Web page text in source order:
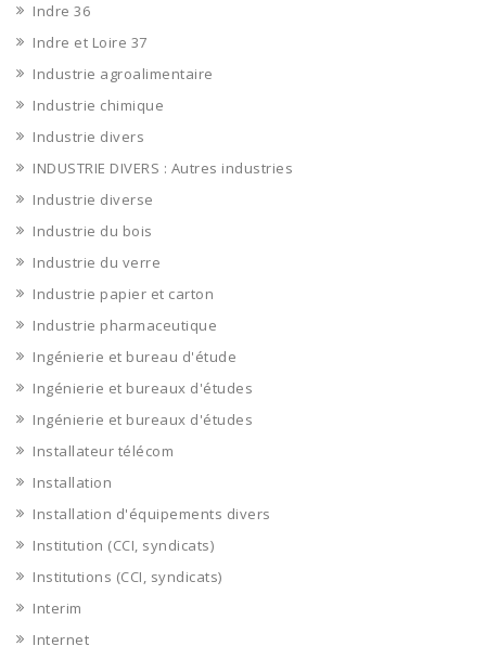
Indre 36
Indre et Loire 37
Industrie agroalimentaire
Industrie chimique
Industrie divers
INDUSTRIE DIVERS : Autres industries
Industrie diverse
Industrie du bois
Industrie du verre
Industrie papier et carton
Industrie pharmaceutique
Ingénierie et bureau d'étude
Ingénierie et bureaux d'études
Ingénierie et bureaux d'études
Installateur télécom
Installation
Installation d'équipements divers
Institution (CCI, syndicats)
Institutions (CCI, syndicats)
Interim
Internet